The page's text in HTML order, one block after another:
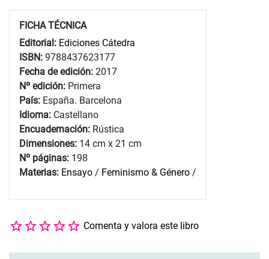
FICHA TÉCNICA
Editorial: Ediciones Cátedra
ISBN: 9788437623177
Fecha de edición: 2017
Nº edición: Primera
País: España. Barcelona
Idioma: Castellano
Encuadernación: Rústica
Dimensiones: 14 cm x 21 cm
Nº páginas: 198
Materias: Ensayo / Feminismo & Género /
Comenta y valora este libro